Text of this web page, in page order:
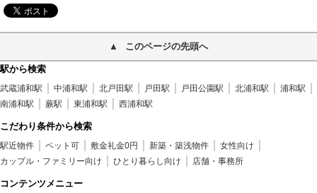
このページの先頭へ
駅から検索
武蔵浦和駅 中浦和駅 北戸田駅 戸田駅 戸田公園駅 北浦和駅
浦和駅
南浦和駅
蕨駅 東浦和駅 西浦和駅
こだわり条件から検索
駅近物件 ペット可 敷金礼金0円 新築・築浅物件
女性向け
カップル・ファミリー向け
ひとり暮らし向け 店舗・事務所
コンテンツメニュー